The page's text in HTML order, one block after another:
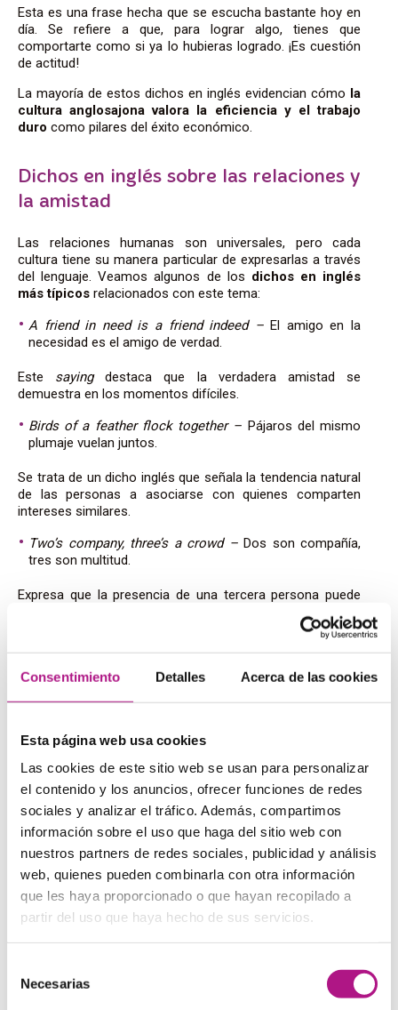
Consentimiento Detalles Acerca de las cookies
Esta página web usa cookies
Las cookies de este sitio web se usan para personalizar
el contenido y los anuncios, ofrecer funciones de redes
sociales y analizar el tráfico. Además, compartimos
información sobre el uso que haga del sitio web con
nuestros partners de redes sociales, publicidad y análisis
web, quienes pueden combinarla con otra información
que les haya proporcionado o que hayan recopilado a
partir del uso que haya hecho de sus servicios.
Necesarias
Esta es una frase hecha que se escucha bastante hoy en
día. Se refiere a que, para lograr algo, tienes que
comportarte como si ya lo hubieras logrado. ¡Es cuestión
de actitud!
La mayoría de estos dichos en inglés evidencian cómo la
cultura anglosajona valora la eficiencia y el trabajo
duro como pilares del éxito económico.
Dichos en inglés sobre las relaciones y
la amistad
Las relaciones humanas son universales, pero cada
cultura tiene su manera particular de expresarlas a través
del lenguaje.Veamos algunos de los dichos en inglés
más típicos relacionados con este tema:
A friend in need is a friend indeed –El amigo en la
necesidad es el amigo de verdad.
Este sayingdestaca que la verdadera amistad se
demuestra en los momentos difíciles.
Birds of a feather flock together – Pájaros del mismo
plumaje vuelan juntos.
Se trata de un dicho inglés que señala la tendencia natural
de las personas a asociarse con quienes comparten
intereses similares.
Two’s company, three’s a crowd – Dos son compañía,
tres son multitud.
Expresa que la presencia de una tercera persona puede
resultar incómoda en situaciones íntimas, especialmente
que el agua.
Hit the books –
Estudiar con ahínco o estudiar
intensamente.
Spill the tea– Contar un chisme o revelar información
interesante
Similar a nuestro “Obras son amores y no buenas
razones”, destaca que lo que hacemos tiene más valor
que lo que decimos.
Estosdichos inglesesreflejan
valores culturales
profundos
sobre la amistad y la lealtad, revelando
expectativas sociales importantes en el mundo